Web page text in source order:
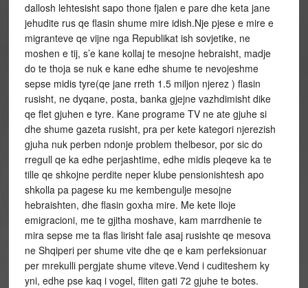
dallosh lehtesisht sapo thone fjalen e pare dhe keta jane
jehudite rus qe flasin shume mire idish.Nje pjese e mire e
migranteve qe vijne nga Republikat ish sovjetike, ne
moshen e tij, s’e kane kollaj te mesojne hebraisht, madje
do te thoja se nuk e kane edhe shume te nevojeshme
sepse midis tyre(qe jane rreth 1.5 miljon njerez ) flasin
rusisht, ne dyqane, posta, banka gjejne vazhdimisht dike
qe flet gjuhen e tyre. Kane programe TV ne ate gjuhe si
dhe shume gazeta rusisht, pra per kete kategori njerezish
gjuha nuk perben ndonje problem thelbesor, por sic do
rregull qe ka edhe perjashtime, edhe midis pleqeve ka te
tille qe shkojne perdite neper klube pensionishtesh apo
shkolla pa pagese ku me kembengulje mesojne
hebraishten, dhe flasin goxha mire. Me kete lloje
emigracioni, me te gjitha moshave, kam marrdhenie te
mira sepse me ta flas lirisht fale asaj rusishte qe mesova
ne Shqiperi per shume vite dhe qe e kam perfeksionuar
per mrekulli pergjate shume viteve.Vend i cuditeshem ky
yni, edhe pse kaq i vogel, fliten gati 72 gjuhe te botes.